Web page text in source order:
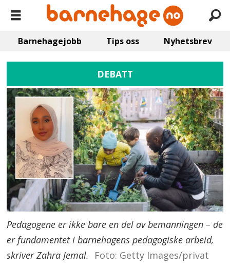
Barnehagejobb Tips oss Nyhetsbrev
DEBATT
Pedagogene er ikke bare en del av bemanningen – de
er fundamentet i barnehagens pedagogiske arbeid,
skriver Zahra Jemal.
Foto: Getty Images/privat